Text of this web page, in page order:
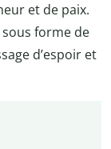
et de paix.
forme de
d’espoir et